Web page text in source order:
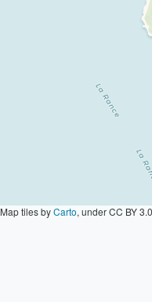
Map tiles byCarto, under CC BY